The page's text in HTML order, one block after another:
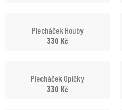
Plecháček Houby
330 Kč
Plecháček Opičky
330 Kč